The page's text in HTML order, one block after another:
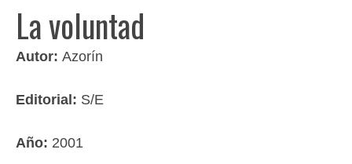
La voluntad
Autor: Azorín
Editorial: S/E
Año: 2001